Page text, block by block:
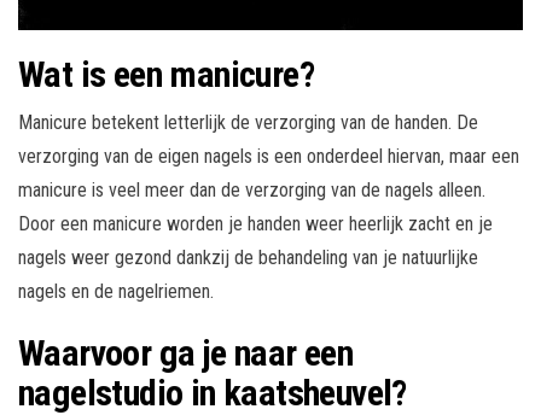
Wat is een manicure?
Manicure betekent letterlijk de verzorging van de handen. De
verzorging van de eigen nagels is een onderdeel hiervan, maar een
manicure is veel meer dan de verzorging van de nagels alleen.
Door een manicure worden je handen weer heerlijk zacht en je
nagels weer gezond dankzij de behandeling van je natuurlijke
nagels en de nagelriemen.
Waarvoor ga je naar een
nagelstudio in kaatsheuvel?